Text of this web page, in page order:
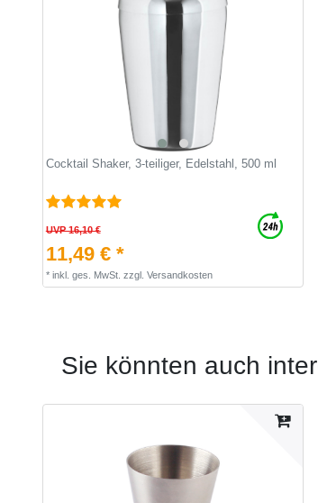
Cocktail Shaker, 3-teiliger, Edelstahl, 500 ml
UVP 16,10 €
11,49 € *
* inkl. ges. MwSt. zzgl. Versandkosten
Sie könnten auch